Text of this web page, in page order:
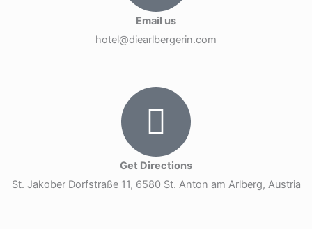
Email us
hotel@diearlbergerin.com
Get Directions
St. Jakober Dorfstraße 11, 6580 St. Anton am Arlberg, Austria